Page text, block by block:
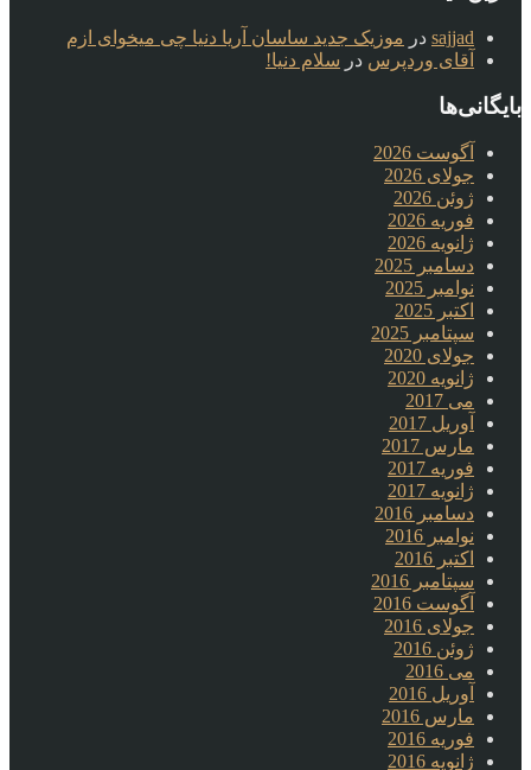
sajjad در موزیک جدید ساسان آریا دنیا چی میخوای ازم
آقای وردپرس در سلام دنیا!
بایگانی‌ها
آگوست 2026
جولای 2026
ژوئن 2026
فوریه 2026
ژانویه 2026
دسامبر 2025
نوامبر 2025
اکتبر 2025
سپتامبر 2025
جولای 2020
ژانویه 2020
می 2017
آوریل 2017
مارس 2017
فوریه 2017
ژانویه 2017
دسامبر 2016
نوامبر 2016
اکتبر 2016
سپتامبر 2016
آگوست 2016
جولای 2016
ژوئن 2016
می 2016
آوریل 2016
مارس 2016
فوریه 2016
ژانویه 2016